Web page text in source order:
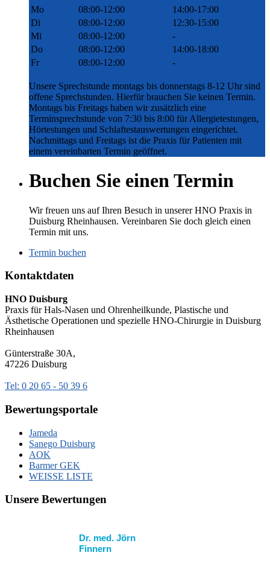
Mo 08:00-12:00
14:00-17:00
Di
08:00-12:00
12:30-15:00
Mi
08:00-12:00
-
Do
08:00-12:00
14:00-18:00
Fr
08:00-12:00 -
Unsere Sprechstunde montags bis donnerstags 8-12 Uhr sind
offene Sprechstunden. Hierfür brauchen Sie keinen Termin.
Montags bis Freitags haben wir zusätzlich eine
Terminsprechstunde von 7:30 bis 8:00 für Allergietestungen,
Hörtestungen und Schlaftestauswertungen eingerichtet.
Nachmittags und Freitags ist die Praxis für Patienten mit
einem vereinbarten Termin geöffnet.
Buchen Sie einen Termin
Wir freuen uns auf Ihren Besuch in unserer HNO Praxis in
Duisburg Rheinhausen. Vereinbaren Sie doch gleich einen
Termin mit uns.
Termin buchen
Kontaktdaten
HNO Duisburg
Praxis für Hals-Nasen und Ohrenheilkunde, Plastische und
Ästhetische Operationen und spezielle HNO-Chirurgie in Duisburg
Rheinhausen
Günterstraße 30A,
47226 Duisburg
Tel: 0 20 65 - 50 39 6
Bewertungsportale
Jameda
Sanego Duisburg
AOK
Barmer GEK
WEISSE LISTE
Unsere Bewertungen
Dr. med. Jörn
Finnern